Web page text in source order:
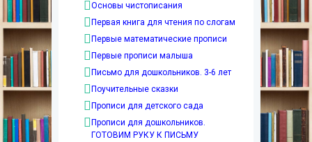
Основы чистописания
Первая книга для чтения по слогам
Первые математические прописи
Первые прописи малыша
Письмо для дошкольников. 3-6 лет
Поучительные сказки
Прописи для детского сада
Прописи для дошкольников.
ГОТОВИМ РУКУ К ПИСЬМУ